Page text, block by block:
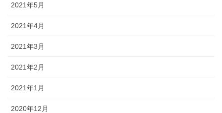
2021年5月
2021年4月
2021年3月
2021年2月
2021年1月
2020年12月